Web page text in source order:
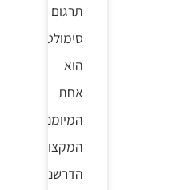
תרגום
סימולטני
הוא
אחת
המיומנויות
המקצועיות
הדרשניות